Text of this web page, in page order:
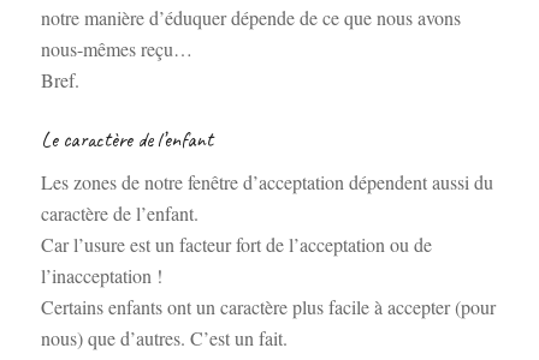
notre manière d’éduquer dépende de ce que nous avons
nous-mêmes reçu…
Bref.
Le caractère de l’enfant
Les zones de notre fenêtre d’acceptation dépendent aussi du
caractère de l’enfant.
Car l’usure est un facteur fort de l’acceptation ou de
l’inacceptation !
Certains enfants ont un caractère plus facile à accepter (pour
nous) que d’autres. C’est un fait.